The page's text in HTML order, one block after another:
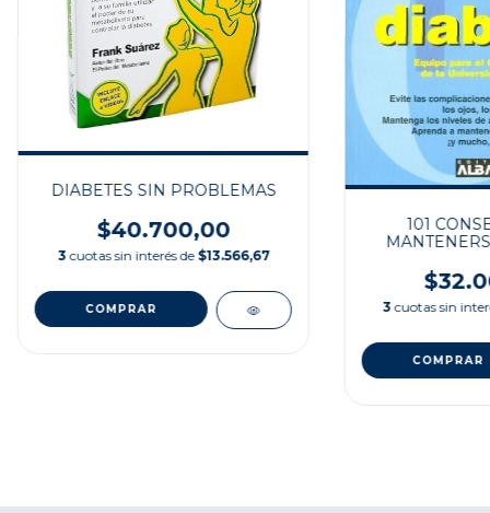
DIABETES SIN PROBLEMAS
$40.700,00
3 cuotas sin interés de $13.566,67
101
3 cuotas sin